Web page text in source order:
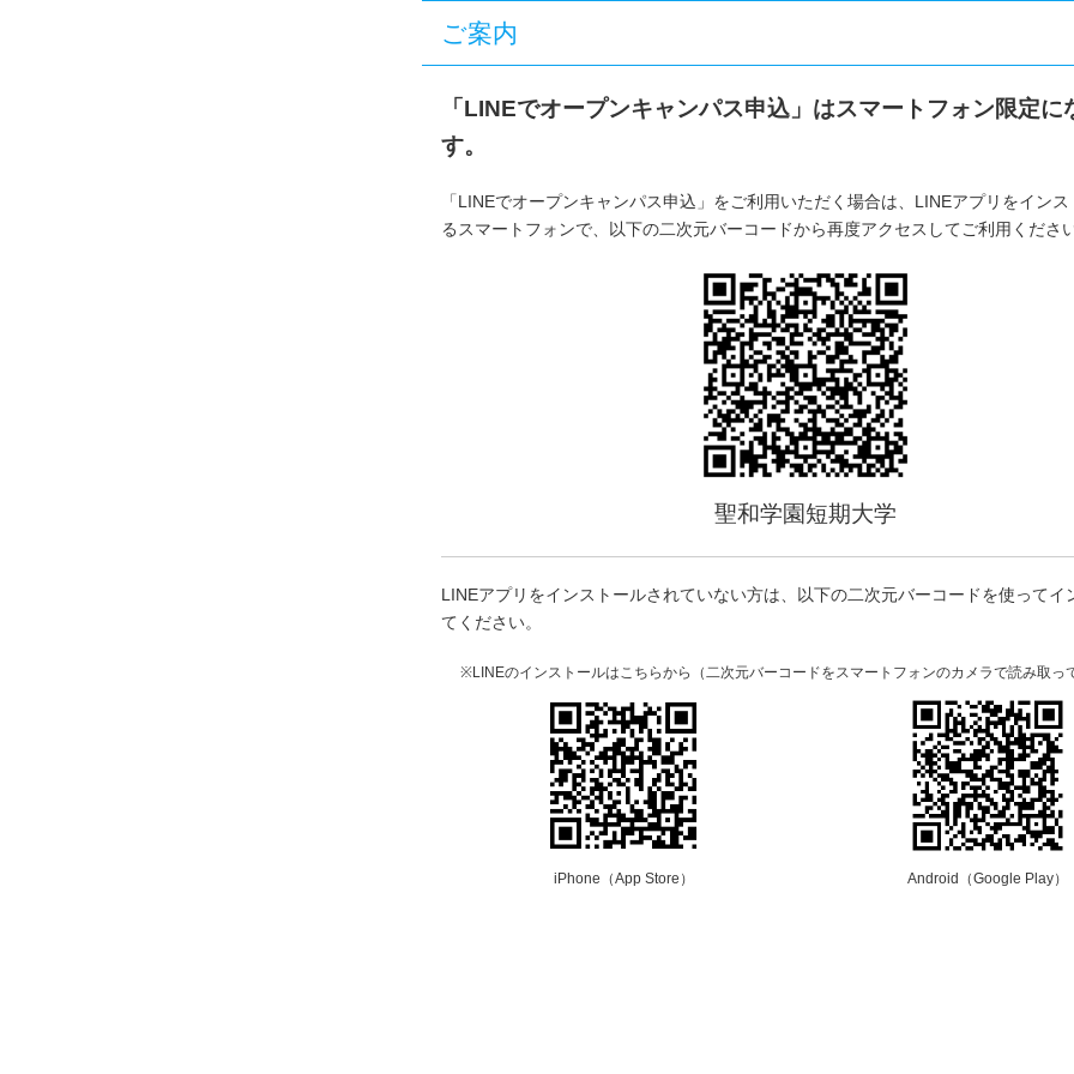
ご案内
「LINEでオープンキャンパス申込」はスマートフォン限定に
す。
「LINEでオープンキャンパス申込」をご利用いただく場合は、LINEアプリをイン
るスマートフォンで、以下の二次元バーコードから再度アクセスしてご利用ください
聖和学園短期大学
LINEアプリをインストールされていない方は、以下の二次元バーコードを使ってイ
てください。
※LINEのインストールはこちらから（二次元バーコードをスマートフォンのカメラで読み取っ
iPhone（App Store） Android（Google Play）